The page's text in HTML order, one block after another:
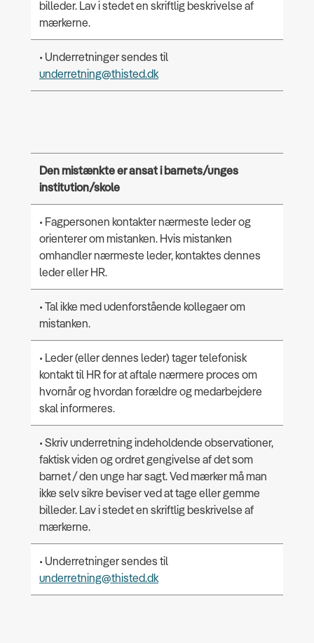
billeder. Lav i stedet en skriftlig beskrivelse af
mærkerne.
• Underretninger sendes til
underretning@thisted.dk
Den mistænkte er ansat i barnets/unges
institution/skole
• Fagpersonen kontakter nærmeste leder og
orienterer om mistanken. Hvis mistanken
omhandler nærmeste leder, kontaktes dennes
leder eller HR.
• Tal ikke med udenforstående kollegaer om
mistanken.
• Leder (eller dennes leder) tager telefonisk
kontakt til HR for at aftale nærmere proces om
hvornår og hvordan forældre og medarbejdere
skal informeres.
• Skriv underretning indeholdende observationer,
faktisk viden og ordret gengivelse af det som
barnet / den unge har sagt. Ved mærker må man
ikke selv sikre beviser ved at tage eller gemme
billeder. Lav i stedet en skriftlig beskrivelse af
mærkerne.
• Underretninger sendes til
underretning@thisted.dk